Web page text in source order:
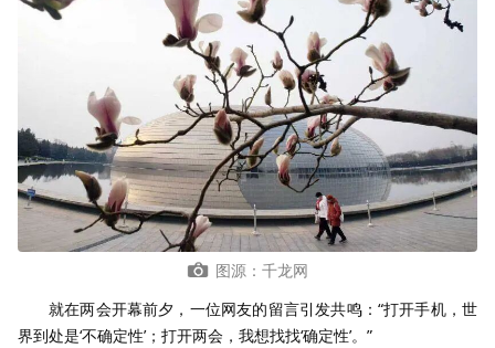
图源：千龙网
就在两会开幕前夕，一位网友的留言引发共鸣：“打开手机，世
界到处是‘不确定性’；打开两会，我想找找‘确定性’。”